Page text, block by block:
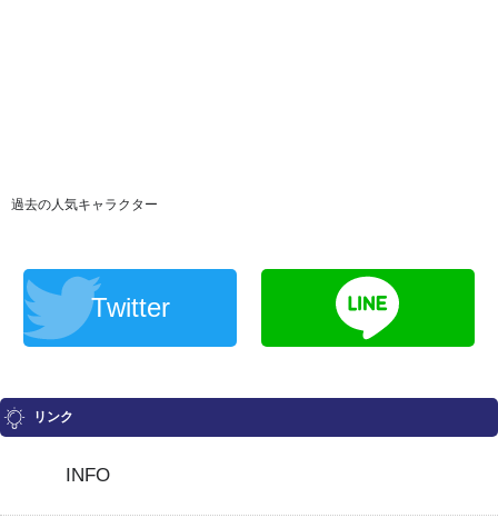
過去の人気キャラクター
Twitter
リンク
INFO